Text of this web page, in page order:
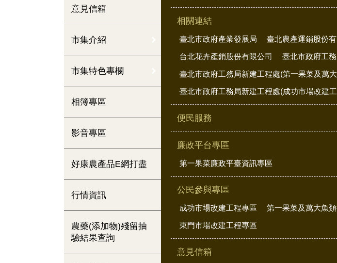
意見信箱
市集介紹
市集特色專欄
相簿專區
影音專區
好康農產品E網打盡
行情資訊
農藥(添加物)殘留抽
驗結果查詢
相關連結
臺北市政府產業發展局 臺北農產運銷股份有
台北花卉產銷股份有限公司 臺北市政府工
臺北市政府工務局新建工程處(第一果菜及萬
臺北市政府工務局新建工程處(成功市場改建
便民服務
廉政平台專區
第一果菜廉政平臺資訊專區
公民參與專區
成功市場改建工程專區 第一果菜及萬大魚
東門市場改建工程專區
意見信箱